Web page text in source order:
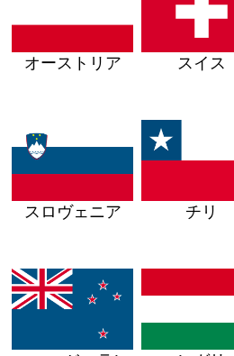
オーストリア スイス
スロヴェニア チリ